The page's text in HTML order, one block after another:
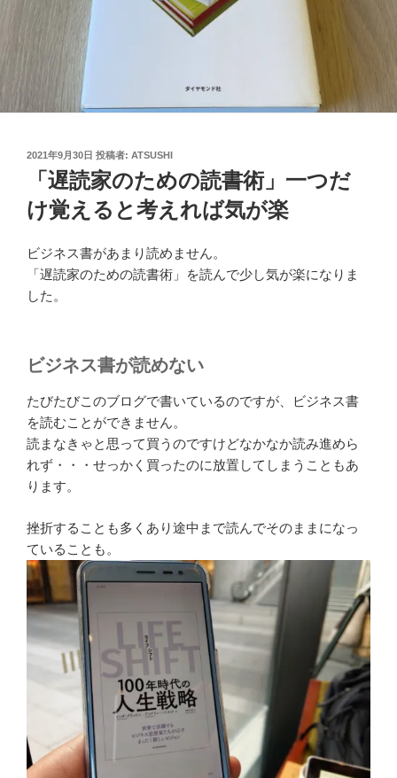
投
2021年9月30日 投稿者: ATSUSHI
「遅読家のための読書術」一つだ
け覚えると考えれば気が楽
ビジネス書があまり読めません。
「遅読家のための読書術」を読んで少し気が楽になりま
した。
ビジネス書が読めない
たびたびこのブログで書いているのですが、ビジネス書
を読むことができません。
読まなきゃと思って買うのですけどなかなか読み進めら
れず・・・せっかく買ったのに放置してしまうこともあ
ります。
挫折することも多くあり途中まで読んでそのままになっ
ていることも。